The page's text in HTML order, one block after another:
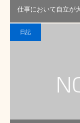
仕事において自立が
日記